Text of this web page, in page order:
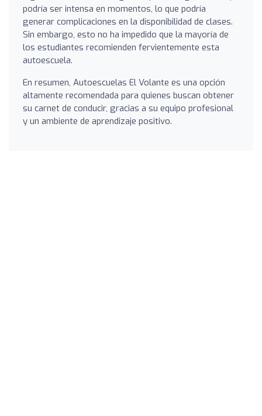
podría ser intensa en momentos, lo que podría
generar complicaciones en la disponibilidad de clases.
Sin embargo, esto no ha impedido que la mayoría de
los estudiantes recomienden fervientemente esta
autoescuela.
En resumen, Autoescuelas El Volante es una opción
altamente recomendada para quienes buscan obtener
su carnet de conducir, gracias a su equipo profesional
y un ambiente de aprendizaje positivo.